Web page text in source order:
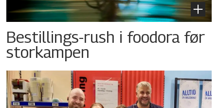
Bestillings-rush i foodora før
storkampen